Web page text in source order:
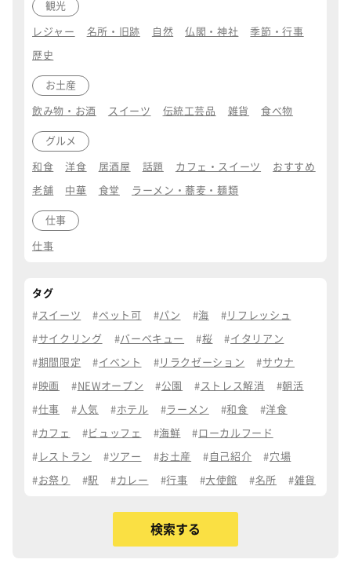
観光
レジャー 名所・旧跡 自然 仏閣・神社 季節・行事
歴史
お土産
飲み物・お酒 スイーツ 伝統工芸品 雑貨 食べ物
グルメ
和食 洋食 居酒屋 話題 カフェ・スイーツ おすすめ
老舗 中華 食堂 ラーメン・蕎麦・麺類
仕事
仕事
タグ
スイーツ ペット可 パン 海 リフレッシュ
サイクリング バーベキュー 桜 イタリアン
期間限定 イベント リラクゼーション サウナ
映画 NEWオープン 公園 ストレス解消 朝活
仕事 人気 ホテル ラーメン 和食 洋食
カフェ ビュッフェ 海鮮 ローカルフード
レストラン ツアー お土産 自己紹介 穴場
お祭り 駅 カレー 行事 大使館 名所 雑貨